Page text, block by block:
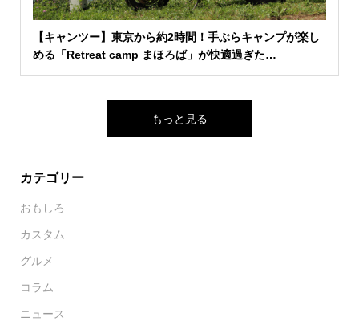
【キャンツー】東京から約2時間！手ぶらキャンプが楽し
める「Retreat camp まほろば」が快適過ぎた…
もっと見る
カテゴリー
おもしろ
カスタム
グルメ
コラム
ニュース